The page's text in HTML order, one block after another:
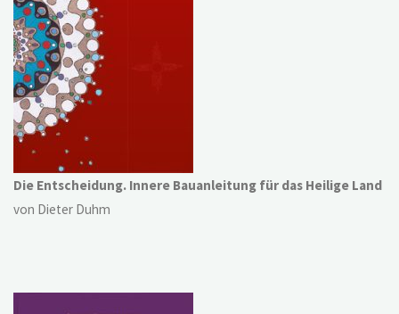
Die Entscheidung. Innere Bauanleitung für das Heilige Land
von Dieter Duhm